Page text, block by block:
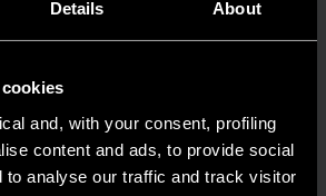
Details About
and, with your consent, profiling
content and ads, to provide social
to analyse our traffic and track visitor